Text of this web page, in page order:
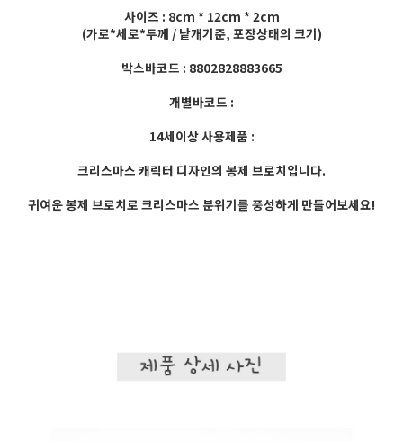
사이즈 : 8cm * 12cm * 2cm
(가로*세로*두께 / 낱개기준, 포장상태의 크기)
박스바코드 : 8802828883665
개별바코드 :
14세이상 사용제품 :
크리스마스 캐릭터 디자인의 봉제 브로치입니다.
귀여운 봉제 브로치로 크리스마스 분위기를 풍성하게 만들어보세요!